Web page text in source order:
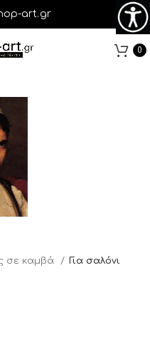
art.gr
0
σε καμβά Για σαλόνι